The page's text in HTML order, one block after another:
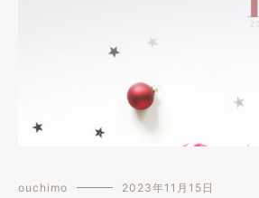
ouchimo 2023年11月15日